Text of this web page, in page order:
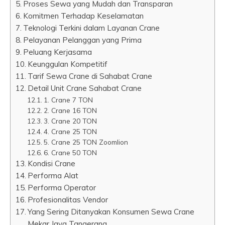
Proses Sewa yang Mudah dan Transparan
Komitmen Terhadap Keselamatan
Teknologi Terkini dalam Layanan Crane
Pelayanan Pelanggan yang Prima
Peluang Kerjasama
Keunggulan Kompetitif
Tarif Sewa Crane di Sahabat Crane
Detail Unit Crane Sahabat Crane
1. Crane 7 TON
2. Crane 16 TON
3. Crane 20 TON
4. Crane 25 TON
5. Crane 25 TON Zoomlion
6. Crane 50 TON
Kondisi Crane
Performa Alat
Performa Operator
Profesionalitas Vendor
Yang Sering Ditanyakan Konsumen Sewa Crane